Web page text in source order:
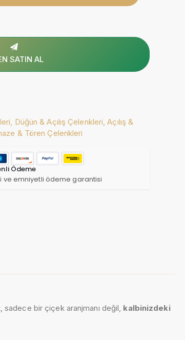
SATIN AL
Düğün & Açılış Çelenkleri,Açılış &
& Tören Çelenkleri
Ödeme
ve emniyetli ödeme garantisi
bir çiçek aranjmanı değil, kalbinizdeki